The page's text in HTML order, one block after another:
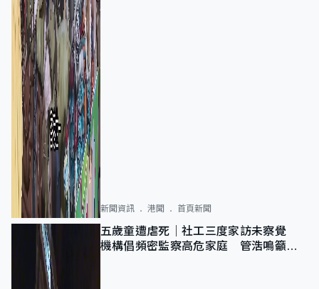
新聞資訊 港聞 首頁新聞
五歲童遭虐死｜社工三度家訪未察覺
機構倡頻密監察高危家庭 管浩鳴籲加